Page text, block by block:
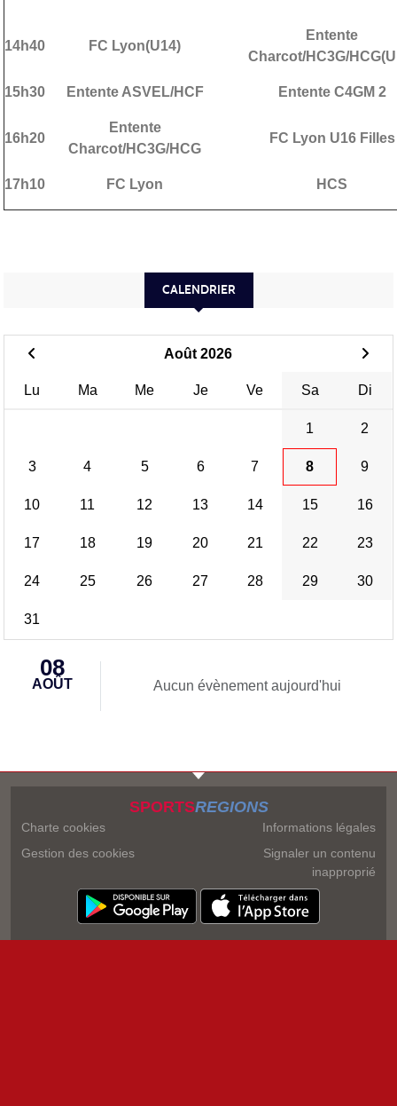
14h40 FC Lyon(U14)
Entente
Charcot/HC3G/
15h30 Entente ASVEL/HCF Entente C4GM 2
16h20
Entente
Charcot/HC3G/HCG
FC Lyon U16 Filles
17h10 FC Lyon HCS
CALENDRIER
Août 2026
Lu Ma Me Je Ve Sa Di
1 2
3 4 5 6 7 8 9
10 11 12 13 14 15 16
17 18 19 20 21 22 23
24 25 26 27 28 29 30
31
08
AOÛT Aucun évènement aujourd'hui
SPORTSREGIONS
Charte cookies
Gestion des cookies
Informations légales
Signaler un contenu
inapproprié